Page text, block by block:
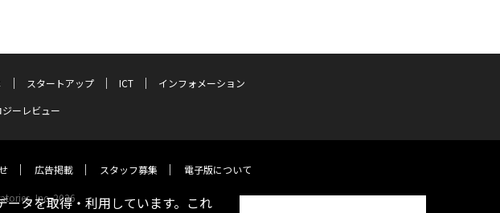
スタートアップ ICT
インフォメーション
ーレビュー
広告掲載 スタッフ募集 電子版について
Inc. 2026
ータを取得・利用しています。これ